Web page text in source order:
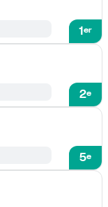
1er
2e
5e